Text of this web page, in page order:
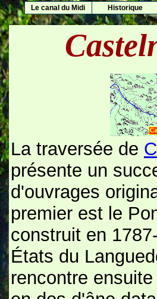
Le canal du Midi Historique
La traversée de
présente un
d'ouvrages
premier est le
construit en
États du
rencontre